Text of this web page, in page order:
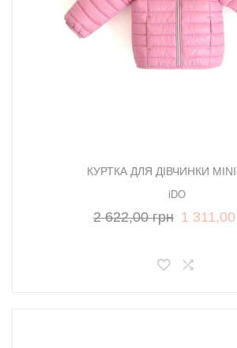
КУРТКА ДЛЯ ДІВЧИНКИ
iDO
2 622,00 грн 1 311,00